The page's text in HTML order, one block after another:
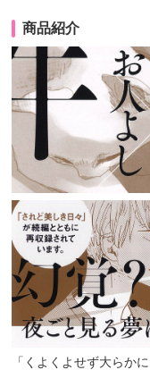
商品紹介
「くよくよせず大らか